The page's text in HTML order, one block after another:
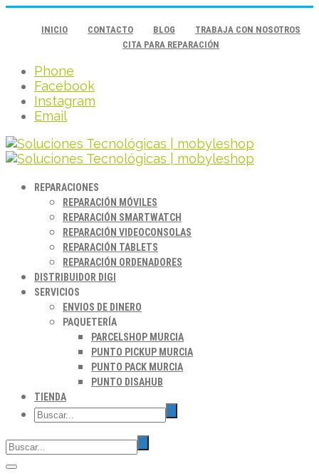
INICIO CONTACTO BLOG
TRABAJA CON NOSOTROS
CITA PARA REPARACIÓN
Phone
Facebook
Instagram
Email
REPARACIONES
REPARACIÓN MÓVILES
REPARACIÓN SMARTWATCH
REPARACIÓN VIDEOCONSOLAS
REPARACIÓN TABLETS
REPARACIÓN ORDENADORES
DISTRIBUIDOR DIGI
SERVICIOS
ENVIOS DE DINERO
PAQUETERÍA
PARCELSHOP MURCIA
PUNTO PICKUP MURCIA
PUNTO PACK MURCIA
PUNTO DISAHUB
TIENDA